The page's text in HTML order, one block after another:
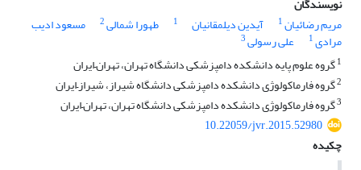
نویسندگان
مریم رضائیان1 آیدین دیلمقانیان 1 طهورا شمالی2 مسعود ادیب
مرادی1 علی رسولی3
1گروه علوم پایه دانشکده دامپزشکی دانشگاه تهران، تهران–ایران
2گروه فارماکولوژی دانشکده دامپزشکی دانشگاه شیراز، شیراز–ایران
3گروه فارماکولوژی دانشکده دامپزشکی دانشگاه تهران، تهران–ایران
10.22059/jvr.2015.52980
چکیده